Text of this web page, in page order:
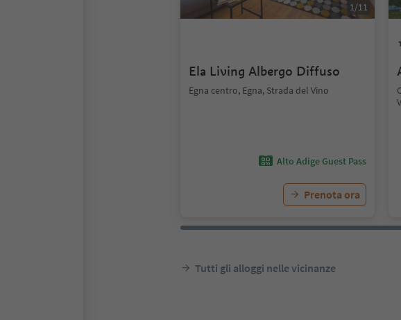
1/11
Ela Living Albergo Diffuso
Egna centro, Egna, Strada del Vino
Alto Adige Guest Pass
Prenota ora
Tutti gli alloggi nelle vicinanze